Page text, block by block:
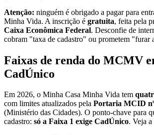
Atenção: ninguém é obrigado a pagar para
Minha Vida. A inscrição é gratuita, feita pela
Caixa Econômica Federal. Desconfie de
cobram "taxa de cadastro" ou prometem "furar
Faixas de renda do MCMV
CadÚnico
Em 2026, o Minha Casa Minha Vida tem
com limites atualizados pela Portaria MCID
(Ministério das Cidades). O ponto-chave para
cadastro: só a Faixa 1 exige CadÚnico. Veja a